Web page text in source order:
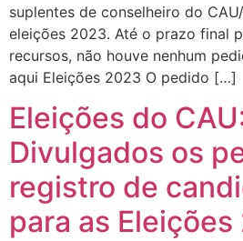
suplentes de conselheiro do
eleições 2023. Até o prazo final
recursos, não houve nenhum
aqui Eleições 2023 O pedido […]
Eleições do
Divulgados os
registro de
para as